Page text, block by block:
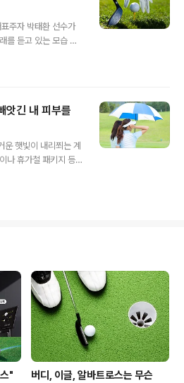
주자 박태환 선수가
를 듣고 있는 모습 보
러분도 자신만의 비
는 것이 바로 루틴(Ro
서는 ‘최상의 운동
몸 상태를 갖추기 위
나 절차’라고 정의한
라도 실제에서는 살
하지 못하는 경우가
앗긴 내 피부를
햇빛이 내리쬐는 계
나 휴가철 패키지 등
여름 라운드, 하지만
미용법! 함께 따라
지긋지긋 기미 잡티 태
와 토시를 착용하고
단제를 듬뿍 발라주는
해 감추고 또 가려보아
"
버디, 이글, 알바트로스는 무슨